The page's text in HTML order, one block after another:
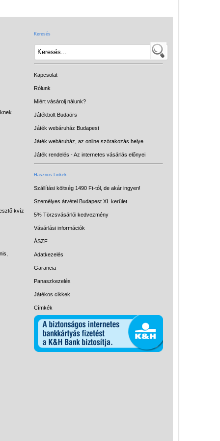
kvíz
Keresés
Kapcsolat
Rólunk
Miért vásárolj nálunk?
Játékbolt Budaörs
Játék webáruház Budapest
Játék webáruház, az online szórakozás helye
Játék rendelés - Az internetes vásárlás előnyei
Hasznos Linkek
Szállítási költség 1490 Ft-tól, de akár ingyen!
Személyes átvétel Budapest XI. kerület
5% Törzsvásárlói kedvezmény
Vásárlási információk
ÁSZF
Adatkezelés
Garancia
Panaszkezelés
Játékos cikkek
Címkék
Intelligens gyurma
Licenszes TOP
gyerekajándékok
LOGICO
LÜK
Papírszínház
Pixelhobby